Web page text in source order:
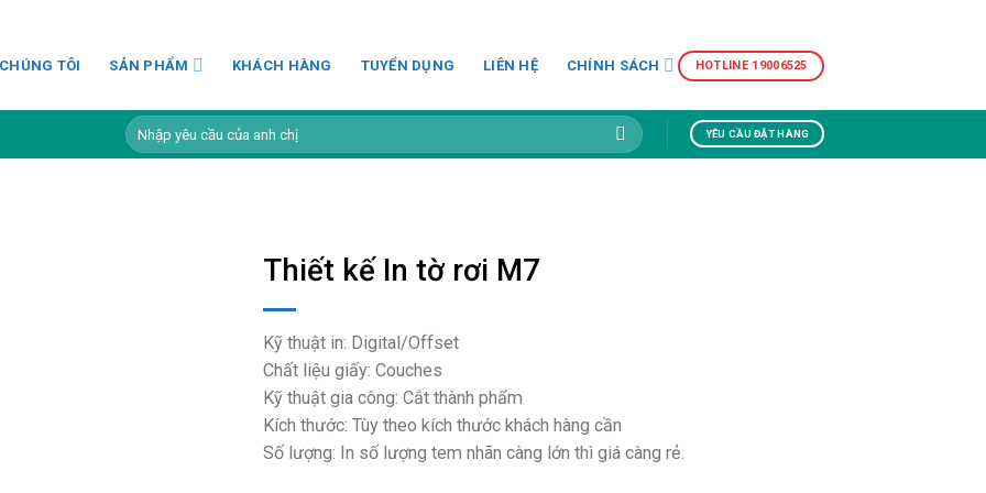
TÔI SẢN PHẨM KHÁCH HÀNG TUYỂN DỤNG LIÊN HỆ CHÍNH SÁCH HOTLINE 19006525
Tìm
kiếm:
YÊU CẦU ĐẶT HÀNG
Thiết kế In tờ rơi M7
Kỹ thuật in: Digital/Offset
Chất liệu giấy: Couches
Kỹ thuật gia công: Cắt thành phẩm
Kích thước: Tùy theo kích thước khách hàng cần
Số lượng: In số lượng tem nhãn càng lớn thì giá càng rẻ.